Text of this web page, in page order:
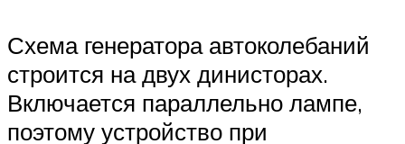
Схема генератора автоколебаний
строится на двух динисторах.
Включается параллельно лампе,
поэтому устройство при